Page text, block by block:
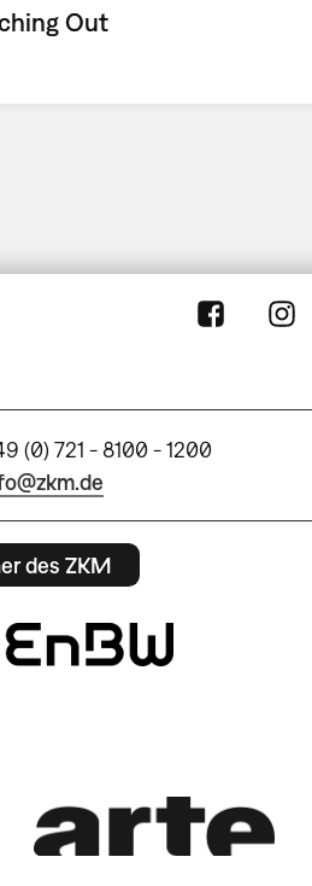
Out
(0) 721 - 8100 - 1200
des ZKM